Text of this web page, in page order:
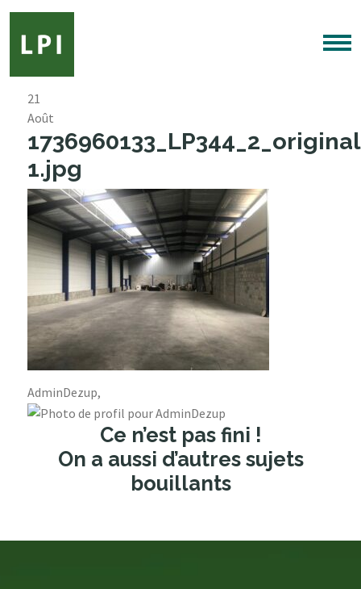
21
Août
1.jpg
AdminDezup,
Ce n’est pas fini !
On a aussi d’autres sujets
bouillants